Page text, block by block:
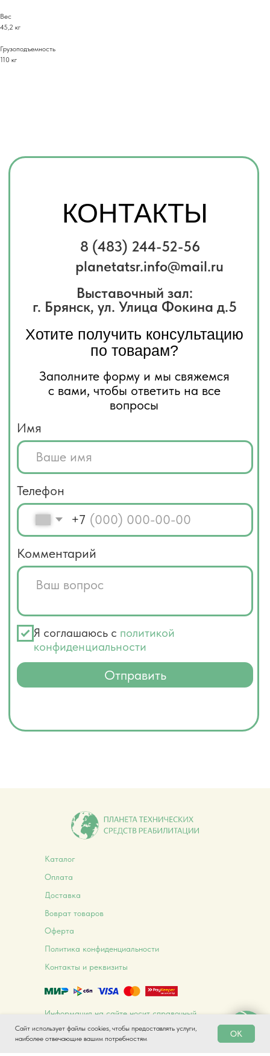
Вес
45,2 кг
Грузоподъемность
110 кг
Сайт использует файлы cookies, чтобы предоставлять услуги,
наиболее отвечающие вашим потребностям
OK
Контакты и реквизиты
Политика конфиденциальности
Оферта
Воврат товаров
Доставка
Оплата
Каталог
Информация на сайте носит справочный
определяемой положениями ст. 437 ГК РФ
© 2026 Планета ТСР